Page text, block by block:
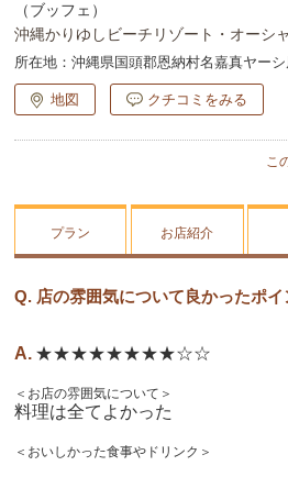
（ブッフェ）
沖縄かりゆしビーチリゾート・オーシ
所在地： 沖縄県国頭郡恩納村名嘉真ヤー
地図 クチコミをみる
こ
プラン お店紹介
Q. 店の雰囲気について良かったポイ
★★★★★★★★☆☆
＜お店の雰囲気について＞
料理は全てよかった
＜おいしかった食事やドリンク＞